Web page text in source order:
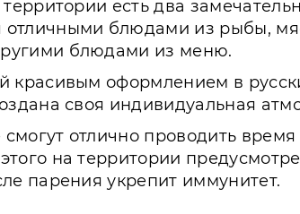
есть два
отличными блюдами из рыбы,
блюдами из меню.
красивым оформлением в
своя индивидуальная
отлично проводить
на территории
парения укрепит иммунитет.